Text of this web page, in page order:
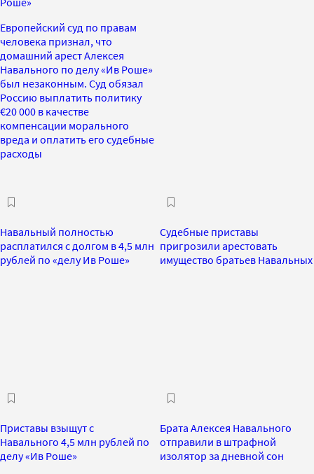
Европейский суд по правам
человека признал, что
домашний арест Алексея
Навального по делу «Ив Роше»
был незаконным. Суд обязал
Россию выплатить политику
€20 000 в качестве
компенсации морального
вреда и оплатить его судебные
расходы
Навальный полностью
расплатился с долгом в 4,5 млн
рублей по «делу Ив Роше»
Судебные приставы
пригрозили арестовать
имущество братьев Навальных
Приставы взыщут с
Навального 4,5 млн рублей по
делу «Ив Роше»
Брата Алексея Навального
отправили в штрафной
изолятор за дневной сон